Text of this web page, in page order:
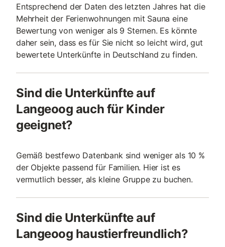
Entsprechend der Daten des letzten Jahres hat die
Mehrheit der Ferienwohnungen mit Sauna eine
Bewertung von weniger als 9 Sternen. Es könnte
daher sein, dass es für Sie nicht so leicht wird, gut
bewertete Unterkünfte in Deutschland zu finden.
Sind die Unterkünfte auf
Langeoog auch für Kinder
geeignet?
Gemäß bestfewo Datenbank sind weniger als 10 %
der Objekte passend für Familien. Hier ist es
vermutlich besser, als kleine Gruppe zu buchen.
Sind die Unterkünfte auf
Langeoog haustierfreundlich?